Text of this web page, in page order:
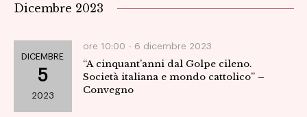
Dicembre 2023
DICEMBRE
5
2023
ore 10:00 - 6 dicembre 2023
“A cinquant’anni dal Golpe cileno.
Società italiana e mondo cattolico” –
Convegno